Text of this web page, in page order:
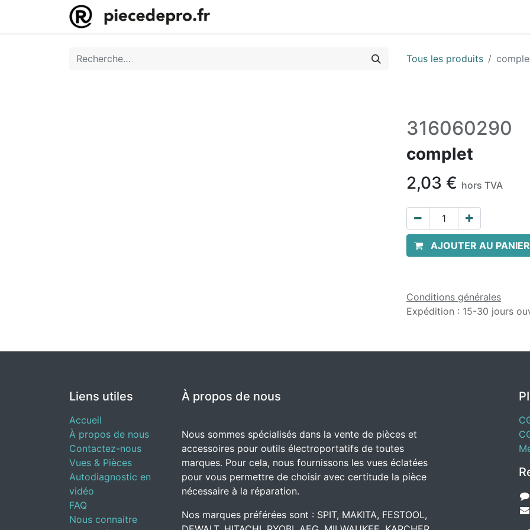
Tous les produits
316060290
complet
2,03 € hors TVA
AJOUTER AU PANIER
Conditions générales
Expédition : 15-30 jours
Liens utiles
Accueil
À propos de nous
Contactez-nous
Vues & Pièces
Autodiagnostic en
vidéo
FAQ
Nous connaitre
À propos de nous
Nous sommes spécialisés dans la vente de pièces et
accessoires pour outils électroportatifs de toutes
marques. Pour cela, nous fournissons les vues éclatées
pour vous permettre de choisir avec certitude la pièce
nécessaire à la réparation.
Nos marques préférées sont : SPIT, MAKITA, FESTOOL,